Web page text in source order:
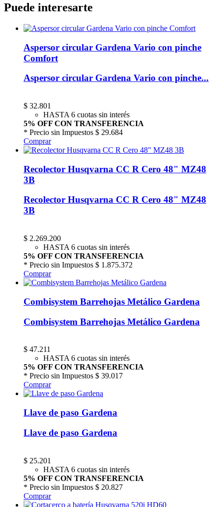
Puede interesarte
Aspersor circular Gardena Vario con pinche
Comfort
Aspersor circular Gardena Vario con pinche...
$ 32.801
HASTA 6 cuotas sin interés
5% OFF CON TRANSFERENCIA
* Precio sin Impuestos $ 29.684
Comprar
Recolector Husqvarna CC R Cero 48" MZ48
3B
Recolector Husqvarna CC R Cero 48" MZ48
3B
$ 2.269.200
HASTA 6 cuotas sin interés
5% OFF CON TRANSFERENCIA
* Precio sin Impuestos $ 1.875.372
Comprar
Combisystem Barrehojas Metálico Gardena
Combisystem Barrehojas Metálico Gardena
$ 47.211
HASTA 6 cuotas sin interés
5% OFF CON TRANSFERENCIA
* Precio sin Impuestos $ 39.017
Comprar
Llave de paso Gardena
Llave de paso Gardena
$ 25.201
HASTA 6 cuotas sin interés
5% OFF CON TRANSFERENCIA
* Precio sin Impuestos $ 20.827
Comprar